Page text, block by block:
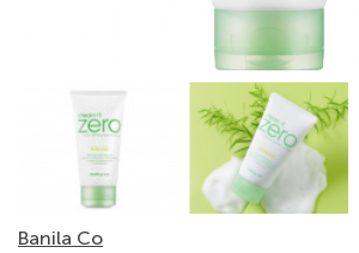
Banila Co